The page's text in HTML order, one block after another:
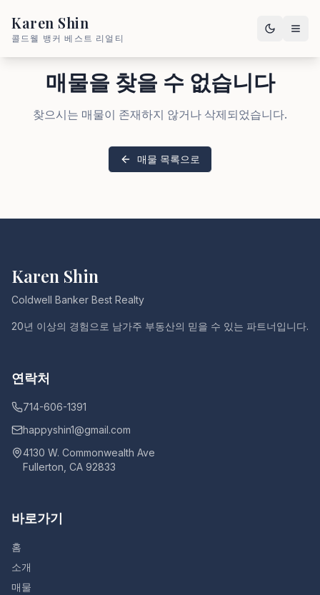
Karen Shin
콜드웰 뱅커 베스트 리얼티
매물을 찾을 수 없습니다
찾으시는 매물이 존재하지 않거나 삭제되었습니다.
매물 목록으로
Karen Shin
Coldwell Banker Best Realty
20년 이상의 경험으로 남가주 부동산의 믿을 수 있는 파트너입니다.
연락처
714-606-1391
happyshin1@gmail.com
4130 W. Commonwealth Ave
Fullerton, CA 92833
바로가기
홈
소개
매물